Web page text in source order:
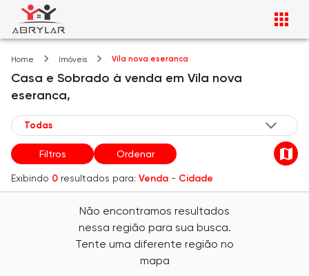
Home Imóveis Vila nova eseranca
Casa e Sobrado à venda em Vila nova
eseranca,
Filtros Ordenar
Exibindo 0 resultados para: Venda - Cidade
Não encontramos resultados
nessa região para sua busca.
Tente uma diferente região no
mapa